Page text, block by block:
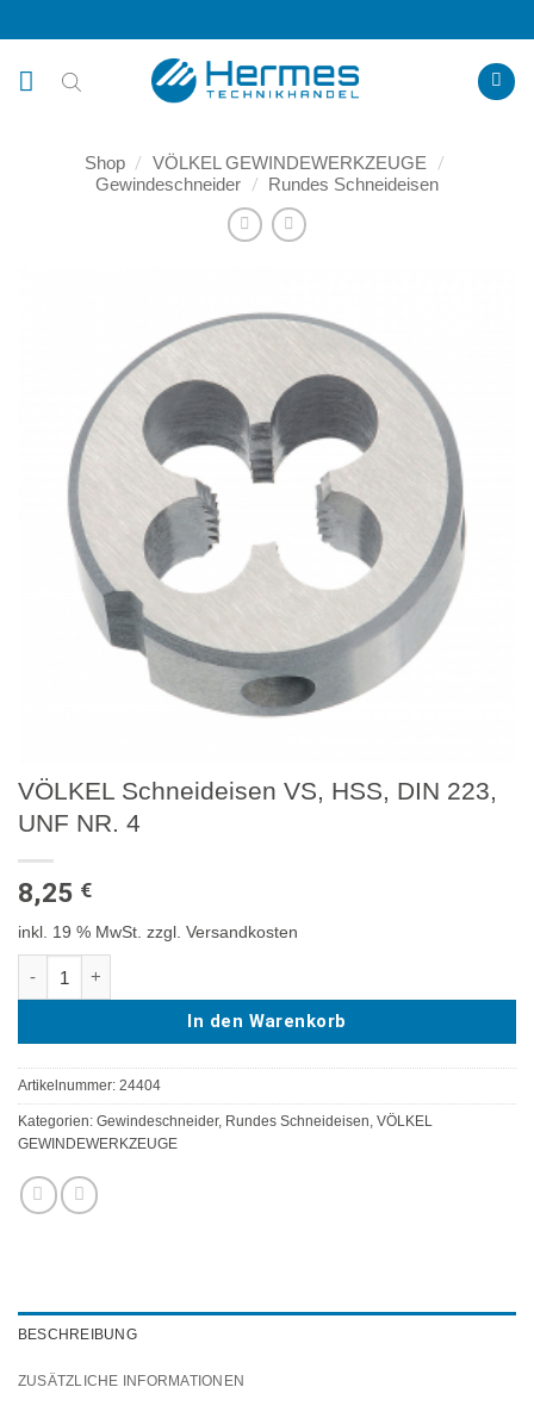
Inhalt
springen
Shop / VÖLKEL GEWINDEWERKZEUGE /
Gewindeschneider / Rundes Schneideisen
VÖLKEL Schneideisen VS, HSS, DIN 223,
UNF NR. 4
8,25 €
inkl. 19 % MwSt. zzgl. Versandkosten
In den Warenkorb
Artikelnummer: 24404
Kategorien: Gewindeschneider, Rundes Schneideisen, VÖLKEL
GEWINDEWERKZEUGE
BESCHREIBUNG
ZUSÄTZLICHE INFORMATIONEN